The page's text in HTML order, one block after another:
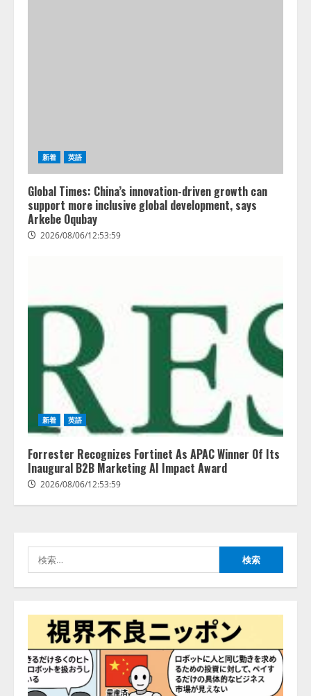
新着 英語
Global Times: China’s innovation-driven growth can
support more inclusive global development, says
Arkebe Oqubay
2026/08/06/12:53:59
新着 英語
Forrester Recognizes Fortinet As APAC Winner Of Its
Inaugural B2B Marketing AI Impact Award
2026/08/06/12:53:59
索:
レアラ、『AIはどの法律事務所を
推薦するのか』について 企業法
務系70事務所×5つのAIで実態調査
2026/08/06/11:53:44
3
ZETAアライアンス、AIとIoTの共
創を推進する 「Agentic IoT Lab」
を設立
2026/08/06/11:53:44
5
来を見据え、顧客接点を収益に変
える「Helpfeel Growth」提供開始
2026/08/05/19:53:48
アシストAIテラス、ガバナンス機